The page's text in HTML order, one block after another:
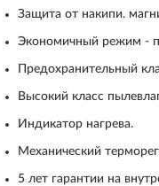
Защита от накипи.
Экономичный режим -
Предохранительный
Высокий класс
Индикатор нагрева.
Механический
5 лет гарантии на